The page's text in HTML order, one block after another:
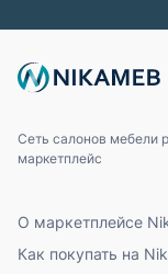
Сеть салонов мебели
маркетплейс
О маркетплейсе
Как покупать на